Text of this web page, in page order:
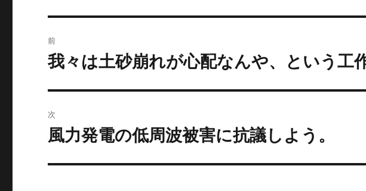
稿
ゲ
前
前
投
稿:
我々は土砂崩れが心配なんや、という工
次
次
投
風力発電の低周波被害に抗議しよう。